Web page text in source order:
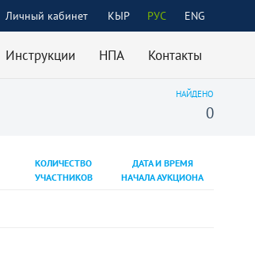
КЫР РУС ENG
Личный кабинет
Инструкции НПА Контакты
НАЙДЕНО
0
КОЛИЧЕСТВО
УЧАСТНИКОВ
ДАТА И ВРЕМЯ
НАЧАЛА АУКЦИОНА